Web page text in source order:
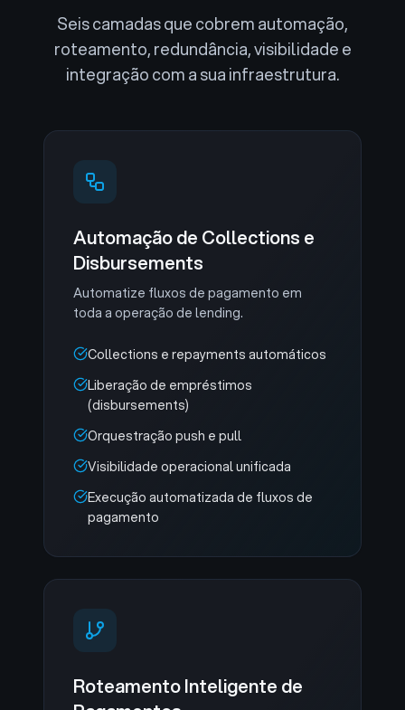
Seis camadas que cobrem automação,
roteamento, redundância, visibilidade e
integração com a sua infraestrutura.
Automação de Collections e
Disbursements
Automatize fluxos de pagamento em
toda a operação de lending.
Collections e repayments automáticos
Liberação de empréstimos
(disbursements)
Orquestração push e pull
Visibilidade operacional unificada
Execução automatizada de fluxos de
pagamento
Roteamento Inteligente de